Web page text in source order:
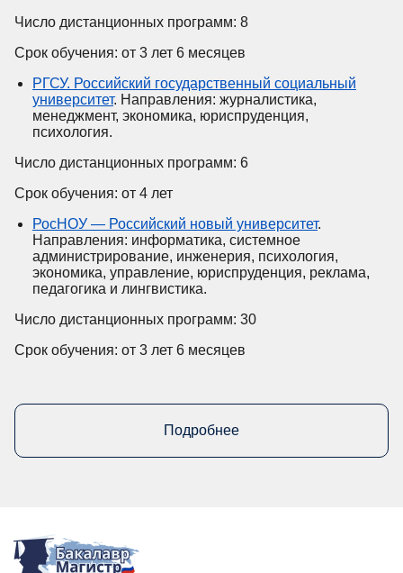
Число дистанционных программ: 8
Срок обучения: от 3 лет 6 месяцев
РГСУ. Российский государственный социальный
университет. Направления: журналистика,
менеджмент, экономика, юриспруденция,
психология.
Число дистанционных программ: 6
Срок обучения: от 4 лет
РосНОУ — Российский новый университет.
Направления: информатика, системное
администрирование, инженерия, психология,
экономика, управление, юриспруденция, реклама,
педагогика и лингвистика.
Число дистанционных программ: 30
Срок обучения: от 3 лет 6 месяцев
Подробнее